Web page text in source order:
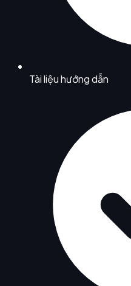
Tài liệu hướng dẫn